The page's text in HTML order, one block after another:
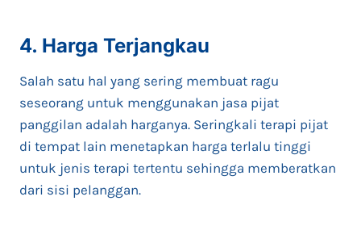
4. Harga Terjangkau
Salah satu hal yang sering membuat ragu
seseorang untuk menggunakan jasa pijat
panggilan adalah harganya. Seringkali terapi pijat
di tempat lain menetapkan harga terlalu tinggi
untuk jenis terapi tertentu sehingga memberatkan
dari sisi pelanggan.